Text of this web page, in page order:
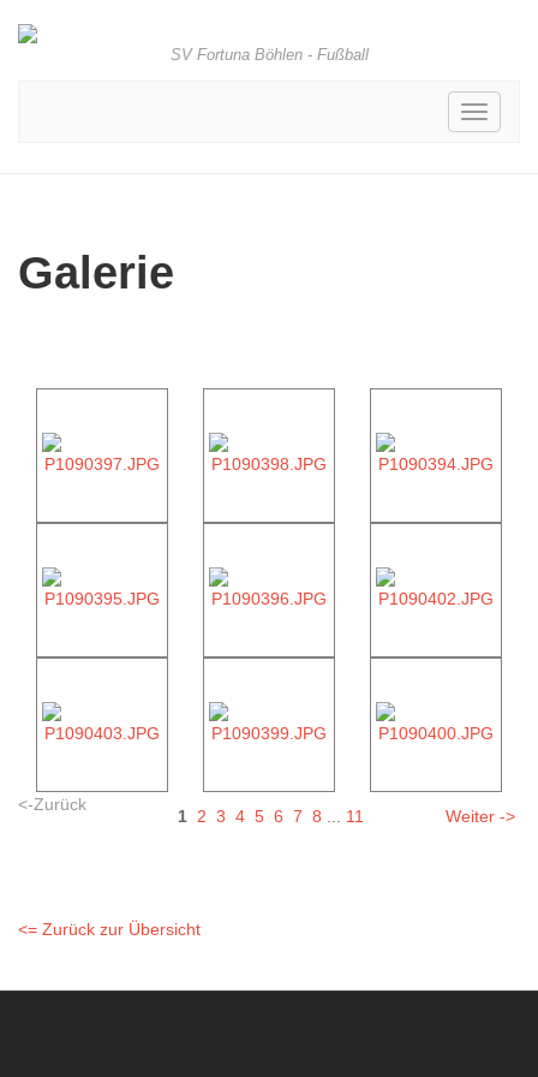
SV Fortuna Böhlen - Fußball
Toggle
Galerie
<-Zurück
1 2 3 4 5 6 7 8 11 Weiter ->
<= Zurück zur Übersicht